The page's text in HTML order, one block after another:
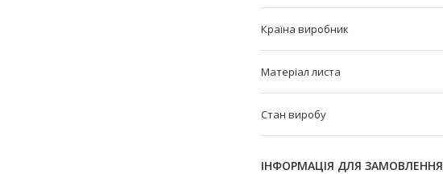
Країна виробник
Матеріал листа
Стан виробу
ІНФОРМАЦІЯ ДЛЯ ЗАМОВЛЕННЯ